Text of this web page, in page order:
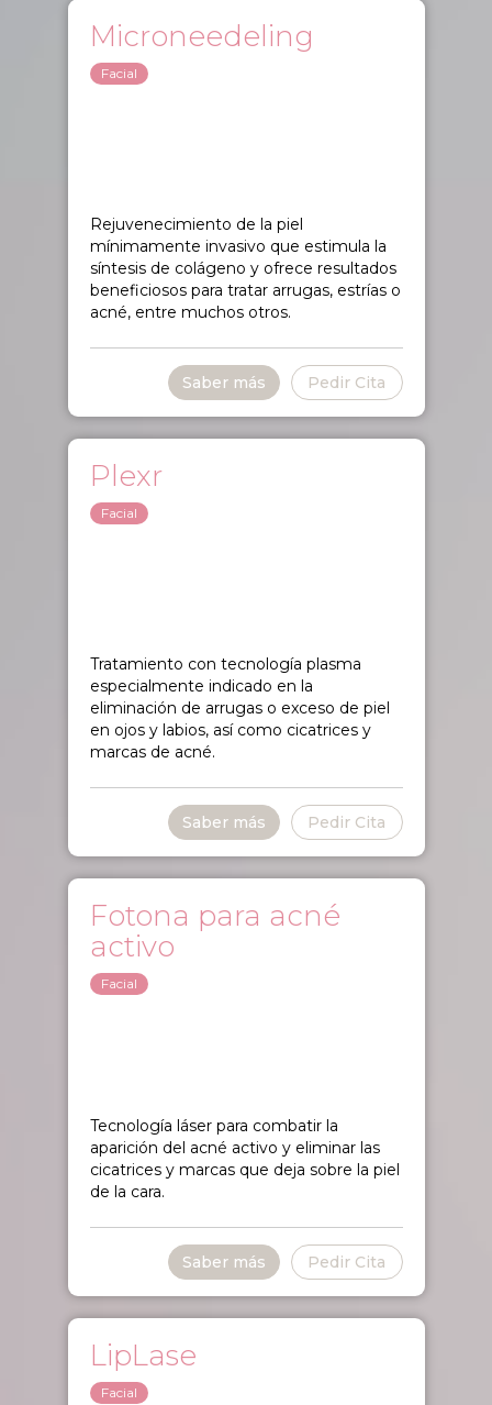
Microneedeling
Facial
Rejuvenecimiento de la piel
mínimamente invasivo que estimula la
síntesis de colágeno y ofrece resultados
beneficiosos para tratar arrugas, estrías o
acné, entre muchos otros.
Pedir Cita
Saber más
Plexr
Facial
Tratamiento con tecnología plasma
especialmente indicado en la
eliminación de arrugas o exceso de piel
en ojos y labios, así como cicatrices y
marcas de acné.
Pedir Cita
Saber más
Fotona para acné
activo
Facial
Tecnología láser para combatir la
aparición del acné activo y eliminar las
cicatrices y marcas que deja sobre la piel
de la cara.
Pedir Cita
Saber más
LipLase
Facial